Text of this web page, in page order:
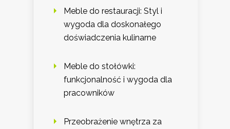
Meble do restauracji: Styl i
wygoda dla doskonałego
doświadczenia kulinarne
Meble do stołówki:
funkcjonalność i wygoda dla
pracowników
Przeobrażenie wnętrza za